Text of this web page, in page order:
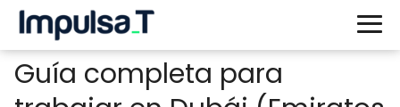
Guía completa para